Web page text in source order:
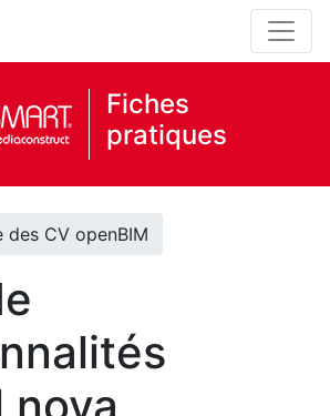
Fiches
pratiques
CV openBIM